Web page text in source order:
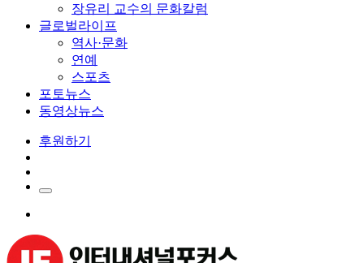
장유리 교수의 문화칼럼
글로벌라이프
역사·문화
연예
스포츠
포토뉴스
동영상뉴스
후원하기